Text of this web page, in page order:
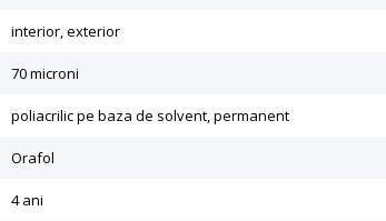
interior, exterior
70 microni
poliacrilic pe baza de solvent, permanent
Orafol
4 ani